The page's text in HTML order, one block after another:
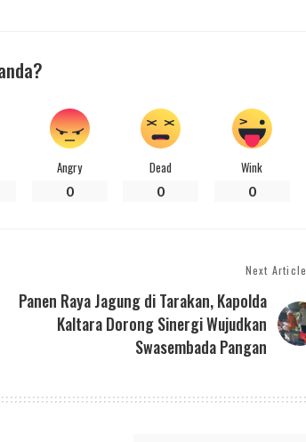
Angry
0
Dead
0
Wink
0
Next Article
Panen Raya Jagung di Tarakan, Kapolda
Kaltara Dorong Sinergi Wujudkan
Swasembada Pangan